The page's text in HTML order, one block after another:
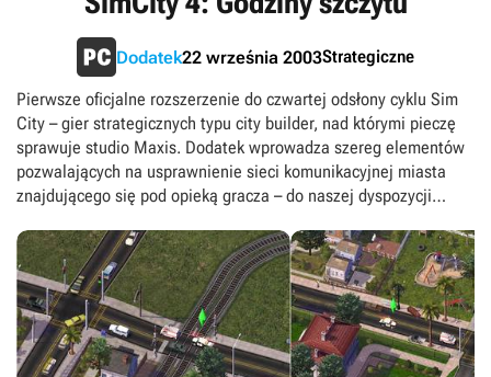
Dodatek22 września 2003Strategiczne
Pierwsze oficjalne rozszerzenie do czwartej odsłony cyklu Sim
City – gier strategicznych typu city builder, nad którymi pieczę
sprawuje studio Maxis. Dodatek wprowadza szereg elementów
pozwalających na usprawnienie sieci komunikacyjnej miasta
znajdującego się pod opieką gracza – do naszej dyspozycji
ruchu i szybką reakcję na pojawiające się problemy. Jednym z
nich jest tak zwane „route query”, dzięki któremu możemy
sprawdzić ścieżki oraz sposób, w jaki zmotoryzowani
mieszkańcy podróżują do swoich punktów docelowych. Ponadto
SimCity 4: Rush Hour zawiera specjalny tryb misji, w którym
przejmujemy kontrolę nad konkretnym samochodem lub